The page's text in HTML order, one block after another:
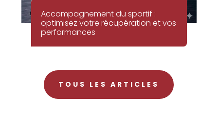
Accompagnement du sportif :
optimisez votre récupération et vos
performances
TOUS LES ARTICLES